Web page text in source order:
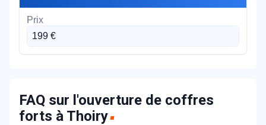
199 €
FAQ sur l'ouverture de coffres
forts à Thoiry